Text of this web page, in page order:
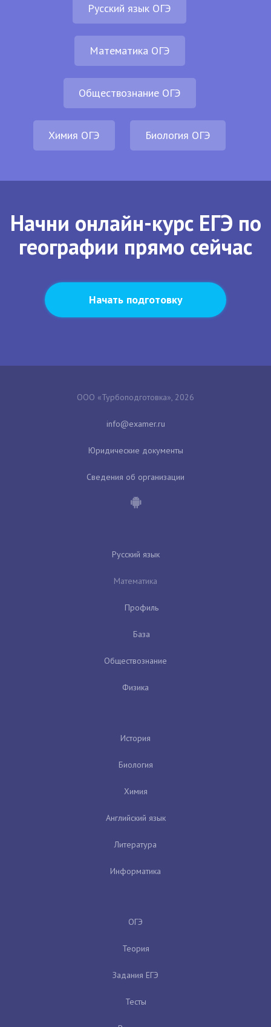
Русский язык ОГЭ
Математика ОГЭ
Обществознание ОГЭ
Химия ОГЭ Биология ОГЭ
Начни онлайн-курс ЕГЭ по
географии прямо сейчас
Начать подготовку
ООО «Турбоподготовка», 2026
Юридические документы
Сведения об организации
Русский язык
Математика
Профиль
База
Обществознание
Физика
История
Биология
Химия
Английский язык
Литература
Информатика
ОГЭ
Теория
Задания ЕГЭ
Тесты